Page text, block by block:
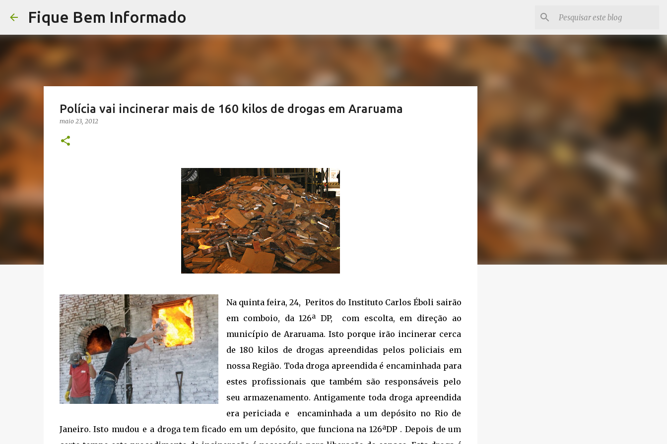
Fique Bem Informado
Polícia vai incinerar mais de 160 kilos de drogas em Araruama
maio 23, 2012
Na quinta feira, 24, Peritos do Instituto Carlos Éboli sairão
em comboio, da 126ª DP, com escolta, em direção ao
município de Araruama. Isto porque irão incinerar cerca
de 180 kilos de drogas apreendidas pelos policiais em
nossa Região. Toda droga apreendida é encaminhada para
estes profissionais que também são responsáveis pelo
seu armazenamento. Antigamente toda droga apreendida
era periciada e encaminhada a um depósito no Rio de
Janeiro. Isto mudou e a droga tem ficado em um depósito, que funciona na 126ªDP . Depois de um